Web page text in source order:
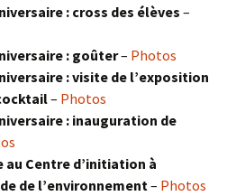
: cross des élèves –
: goûter– Photos
: visite de l’exposition
– Photos
: inauguration de
au Centre d’initiation à
de l’environnement – Photos